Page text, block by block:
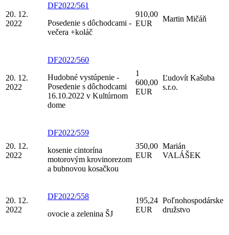
20. 12.
2022
DF2022/561
Posedenie s dôchodcami -
večera +koláč
910,00
EUR
Martin Mičáň
20. 12.
2022
DF2022/560
Hudobné vystúpenie -
Posedenie s dôchodcami
16.10.2022 v Kultúrnom
dome
1
600,00
EUR
Ľudovít Kašuba
s.r.o.
20. 12.
2022
DF2022/559
kosenie cintorína
motorovým krovinorezom
a bubnovou kosačkou
350,00
EUR
Marián
VALÁŠEK
20. 12.
2022
DF2022/558
ovocie a zelenina ŠJ
195,24
EUR
Poľnohospodárske
družstvo